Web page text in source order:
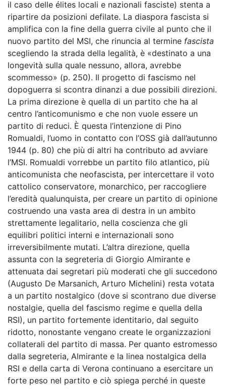
il caso delle élites locali e nazionali fasciste) stenta a
ripartire da posizioni defilate. La diaspora fascista si
amplifica con la fine della guerra civile al punto che il
nuovo partito del MSI, che rinuncia al termine fascista
scegliendo la strada della legalità, è «destinato a una
longevità sulla quale nessuno, allora, avrebbe
scommesso» (p. 250). Il progetto di fascismo nel
dopoguerra si scontra dinanzi a due possibili direzioni.
La prima direzione è quella di un partito che ha al
centro l’anticomunismo e che non vuole essere un
partito di reduci. È questa l’intenzione di Pino
Romualdi, l’uomo in contatto con l’OSS già dall’autunno
1944 (p. 80) che più di altri ha contributo ad avviare
l’MSI. Romualdi vorrebbe un partito filo atlantico, più
anticomunista che neofascista, per intercettare il voto
cattolico conservatore, monarchico, per raccogliere
l’eredità qualunquista, per creare un partito di opinione
costruendo una vasta area di destra in un ambito
strettamente legalitario, nella coscienza che gli
equilibri politici interni e internazionali sono
irreversibilmente mutati. L’altra direzione, quella
assunta con la segreteria di Giorgio Almirante e
attenuata dai segretari più moderati che gli succedono
(Augusto De Marsanich, Arturo Michelini) resta votata
a un partito nostalgico (dove si scontrano due diverse
nostalgie, quella del fascismo regime e quella della
RSI), un partito fortemente identitario, dal seguito
ridotto, nonostante vengano create le organizzazioni
collaterali del partito di massa. Per quanto estromesso
dalla segreteria, Almirante e la linea nostalgica della
RSI e della carta di Verona continuano a esercitare un
forte peso nel partito e ciò spiega perché in queste